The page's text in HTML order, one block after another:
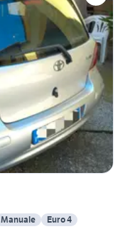
Manuale Euro 4